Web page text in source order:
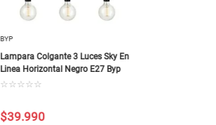
BYP
Lampara Colgante 3 Luces Sky En
Linea Horizontal Negro E27 Byp
☆☆☆☆☆
$39.990